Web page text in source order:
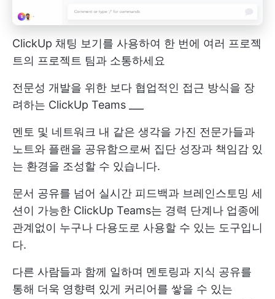
ClickUp 채팅 보기를 사용하여 한 번에 여러 프로젝
트의 프로젝트 팀과 소통하세요
전문성 개발을 위한 보다 협업적인 접근 방식을 장
려하는 ClickUp Teams ___
멘토 및 네트워크 내 같은 생각을 가진 전문가들과
노트와 플랜을 공유함으로써 집단 성장과 책임감 있
는 환경을 조성할 수 있습니다.
문서 공유를 넘어 실시간 피드백과 브레인스토밍 세
션이 가능한 ClickUp Teams는 경력 단계나 업종에
관계없이 누구나 다용도로 사용할 수 있는 도구입니
다.
다른 사람들과 함께 일하며 멘토링과 지식 공유를
통해 더욱 영향력 있게 커리어를 쌓을 수 있는